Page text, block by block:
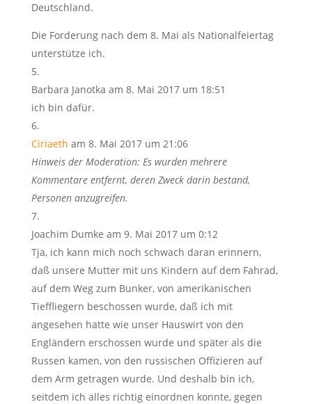
Deutschland.
Die Forderung nach dem 8. Mai als Nationalfeiertag
unterstütze ich.
Barbara Janotka am 8. Mai 2017 um 18:51
ich bin dafür.
Ciriaeth am 8. Mai 2017 um 21:06
Hinweis der Moderation: Es wurden mehrere
Kommentare entfernt, deren Zweck darin bestand,
Personen anzugreifen.
Joachim Dumke am 9. Mai 2017 um 0:12
Tja, ich kann mich noch schwach daran erinnern,
daß unsere Mutter mit uns Kindern auf dem Fahrad,
auf dem Weg zum Bunker, von amerikanischen
Tieffliegern beschossen wurde, daß ich mit
angesehen hatte wie unser Hauswirt von den
Engländern erschossen wurde und später als die
Russen kamen, von den russischen Offizieren auf
dem Arm getragen wurde. Und deshalb bin ich,
seitdem ich alles richtig einordnen konnte, gegen